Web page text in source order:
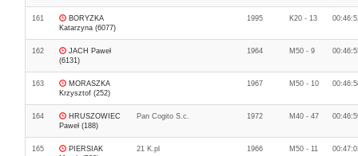
161
BORYZKA
Katarzyna (6077)
1995 K20 - 13
162
JACH Paweł
(6131)
1964 M50 - 9
163
MORASZKA
Krzysztof (252)
1967 M50 - 10
164
HRUSZOWIEC
Paweł (188)
Pan Cogito S.c. 1972 M40 - 47
165
PIERSIAK
21 K.pl 1966 M50 - 11